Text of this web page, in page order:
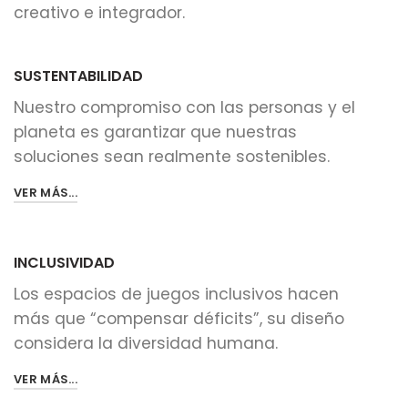
creativo e integrador.
SUSTENTABILIDAD
Nuestro compromiso con las personas y el
planeta es garantizar que nuestras
soluciones sean realmente sostenibles.
VER MÁS...
INCLUSIVIDAD
Los espacios de juegos inclusivos hacen
más que “compensar déficits”, su diseño
considera la diversidad humana.
VER MÁS...